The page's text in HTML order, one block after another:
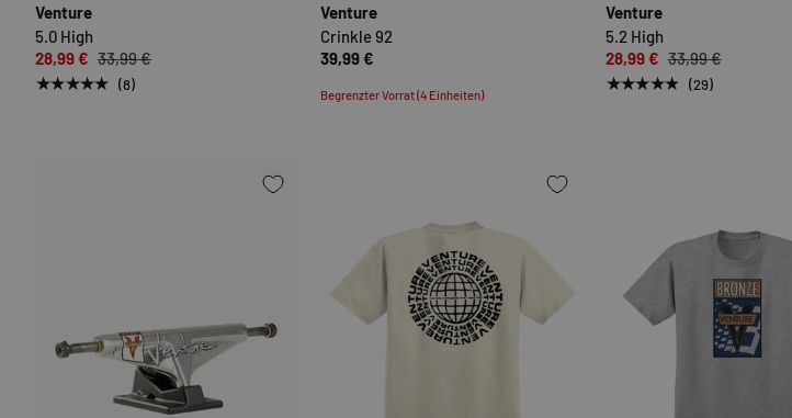
Venture
5.0 High
28,99 € 33,99 €
★★★★★ (8)
Venture
Crinkle 92
39,99 €
Begrenzter Vorrat (4 Einheiten)
Venture
5.2 High
28,99 € 33,99 €
★★★★★ (29)